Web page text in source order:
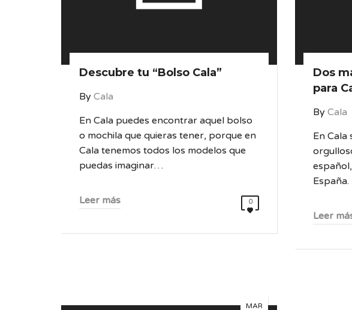
Descubre tu “Bolso Cala”
By Cala
En Cala puedes encontrar aquel bolso
o mochila que quieras tener, porque en
Cala tenemos todos los modelos que
puedas imaginar…
Leer más 0
Dos
para
By Cala
En Cala
Leer
MAR